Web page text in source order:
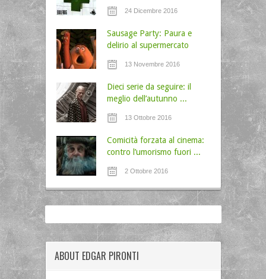
24 Dicembre 2016
Sausage Party: Paura e
delirio al supermercato
13 Novembre 2016
Dieci serie da seguire: il
meglio dell’autunno ...
13 Ottobre 2016
Comicità forzata al cinema:
contro l’umorismo fuori ...
2 Ottobre 2016
ABOUT EDGAR PIRONTI